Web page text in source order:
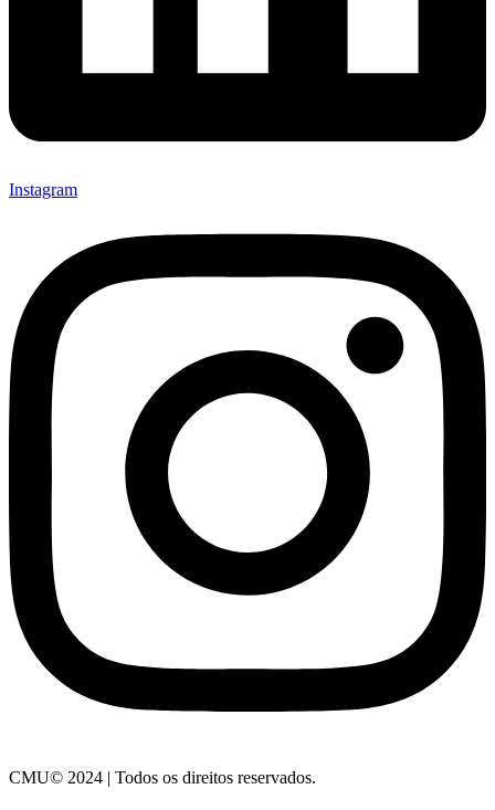
Instagram
CMU© 2024 | Todos os direitos reservados.